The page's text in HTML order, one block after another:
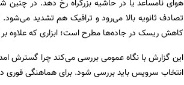
هوای نامساعد یا در حاشیه بزرگراه رخ دهد. در
تصادف ثانویه بالا می‌رود و ترافیک هم تشدید
کاهش ریسک در جاده‌ها مطرح است؛ ابزاری که علاوه
این گزارش با نگاه عمومی بررسی می‌کند چرا گسترش
انتخاب سرویس باید بررسی شود. برای هماهنگی فوری